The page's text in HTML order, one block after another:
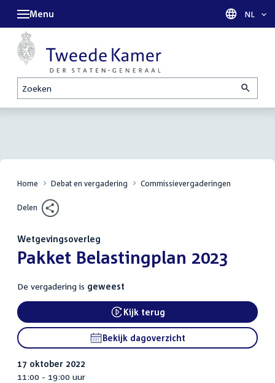
Zoeken
Menu Taal
NL
Home Debat en vergadering Commissievergaderingen
Delen
Wetgevingsoverleg
:Pakket Belastingplan 2023
De vergadering is geweest
External link:
Kijk terug
Bekijk dagoverzicht
17 oktober 2022
11:00 - 19:00 uur